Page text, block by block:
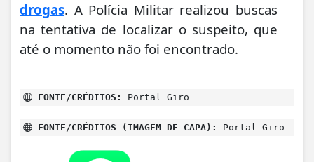
drogas. A Polícia Militar realizou buscas
na tentativa de localizar o suspeito, que
até o momento não foi encontrado.
FONTE/CRÉDITOS: Portal Giro
FONTE/CRÉDITOS (IMAGEM DE CAPA): Portal Giro